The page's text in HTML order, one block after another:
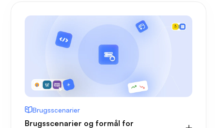
Brugsscenarier
Brugsscenarier og formål for